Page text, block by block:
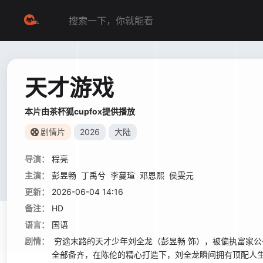
天才游戏
本片由茶杯狐cupfox提供播放
剧情片 2026 大陆
导演：
程亮
主演：
彭昱畅 丁禹兮 李蔓瑄 邓恩熙 侯雯元
更新：
2026-06-04 14:16
备注：
HD
语言：
国语
剧情：
穷途末路的天才少年刘全龙（彭昱畅 饰），被偏执富家
全部备齐，在陈伦的精心打造下，刘全龙瞬间拥有顶配人